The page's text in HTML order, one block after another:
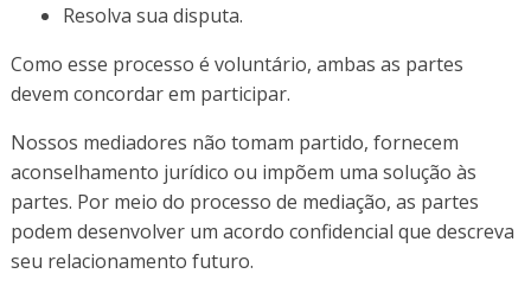
Resolva sua disputa.
Como esse processo é voluntário, ambas as partes
devem concordar em participar.
Nossos mediadores não tomam partido, fornecem
aconselhamento jurídico ou impõem uma solução às
partes. Por meio do processo de mediação, as partes
podem desenvolver um acordo confidencial que descreva
seu relacionamento futuro.